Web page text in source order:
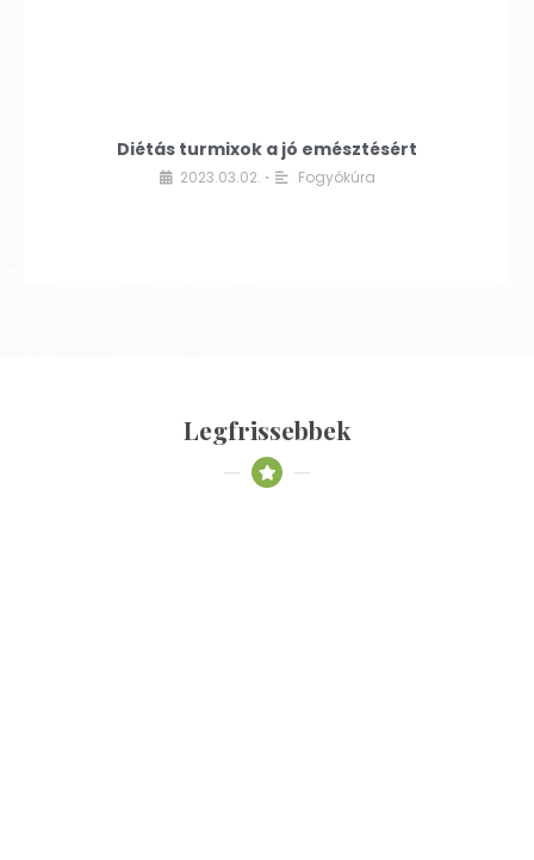
Diétás turmixok a jó emésztésért
2023.03.02. • Fogyókúra
Legfrissebbek